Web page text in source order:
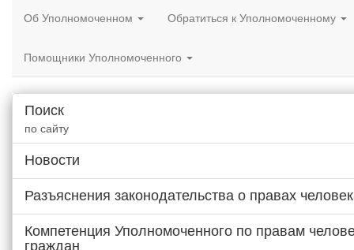
Об Уполномоченном Обратиться к Уполномоченному
Помощники Уполномоченного
Поиск
по сайту
Новости
Разъяснения законодательства о правах
Компетенция Уполномоченного по правам
граждан